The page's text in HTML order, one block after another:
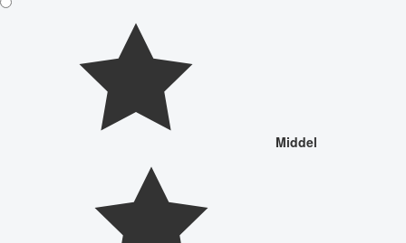
Middel